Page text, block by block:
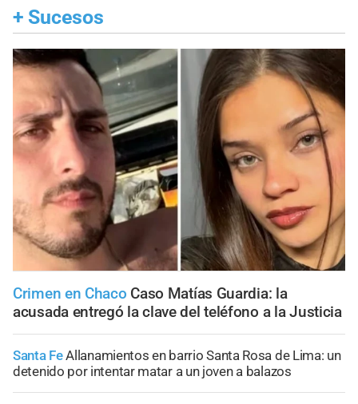
+ Sucesos
Crimen en Chaco Caso Matías Guardia: la
acusada entregó la clave del teléfono a la Justicia
Santa FeAllanamientos en barrio Santa Rosa de Lima: un
detenido por intentar matar a un joven a balazos